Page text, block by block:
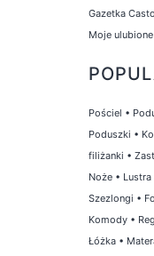
Gazetka
Moje ulubione
Pościel •
Poduszki •
filiżanki •
Noże • Lustra
Szezlongi •
Komody •
Łóżka •